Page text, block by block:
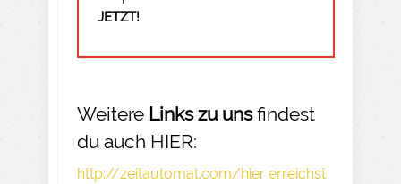
JETZT!
Weitere Links zu unsfindest
du auch HIER:
http://zeitautomat.com/hier erreichst